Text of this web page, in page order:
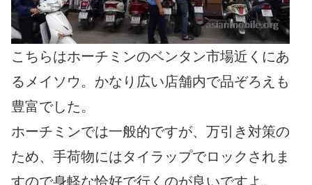
こちらはホーチミンのベンタン市場近くにあ
るメイソウ。かなり広い店舗内で品ぞろえも
豊富でした。
ホーチミンでは一般的ですが、万引き対策の
ため、手荷物にはタイラップでロックされま
すので身軽な恰好で行くのが良いですよ。